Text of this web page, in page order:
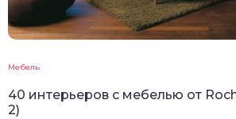
Мебель
40 интерьеров с мебелью от
2)